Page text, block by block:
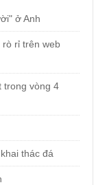
ở Anh
rò rỉ trên web
trong vòng 4
thác đá